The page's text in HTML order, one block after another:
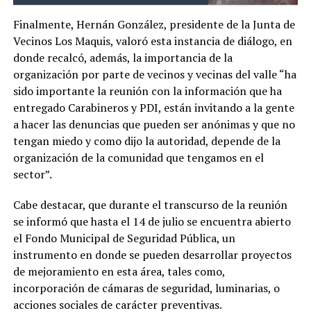
Finalmente, Hernán González, presidente de la Junta de
Vecinos Los Maquis, valoró esta instancia de diálogo, en
donde recalcó, además, la importancia de la
organización por parte de vecinos y vecinas del valle “ha
sido importante la reunión con la información que ha
entregado Carabineros y PDI, están invitando a la gente
a hacer las denuncias que pueden ser anónimas y que no
tengan miedo y como dijo la autoridad, depende de la
organización de la comunidad que tengamos en el
sector”.
Cabe destacar, que durante el transcurso de la reunión
se informó que hasta el 14 de julio se encuentra abierto
el Fondo Municipal de Seguridad Pública, un
instrumento en donde se pueden desarrollar proyectos
de mejoramiento en esta área, tales como,
incorporación de cámaras de seguridad, luminarias, o
acciones sociales de carácter preventivas.